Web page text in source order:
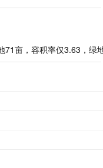
71亩，容积率仅3.63，